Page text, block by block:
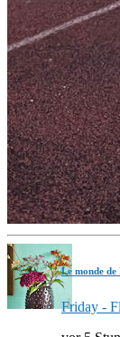
Le monde
Friday -